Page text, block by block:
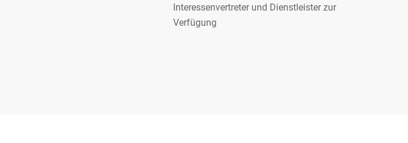
Interessenvertreter und Dienstleister zur
Verfügung